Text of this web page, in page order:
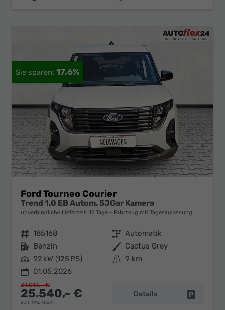
17,6%
Ford Tourneo Courier
Trend 1.0 EB Autom. 5JGar Kamera
unverbindliche Lieferzeit: 12 Tage Fahrzeug mit Tageszulassung
Fahrzeugnr. 185168 Getriebe Automatik
Kraftstoff Benzin Außenfarbe Cactus Grey
Leistung 92 kW (125 PS) Kilometerstand 9 km
01.05.2026
25.540,– €
incl. 19% MwSt.
31.013,– €
Details